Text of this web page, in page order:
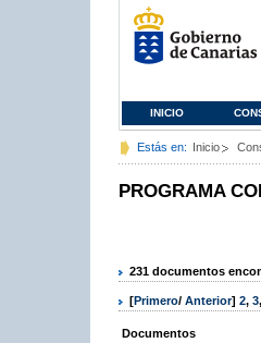
INICIO
Estás en: Inicio
PROGRAMA
231 documentos
[Primero/ Anterior] 2, 3,
Documentos